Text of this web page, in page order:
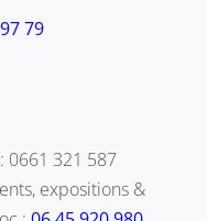
79
0661 321 587
expositions &